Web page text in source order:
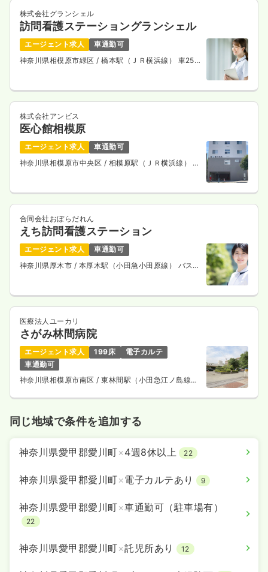
株式会社グランシェル
訪問看護ステーショングランシェル
エージェント求人
車通勤可
神奈川県相模原市緑区 / 橋本駅（ＪＲ横浜線） 車25
株式会社アンビス
医心館相模原
エージェント求人
車通勤可
神奈川県相模原市中央区 / 相模原駅（ＪＲ横浜線） 徒
合同会社おぼらだれん
えち訪問看護ステーション
エージェント求人
車通勤可
神奈川県厚木市 / 本厚木駅（小田急小田原線） バス
医療法人ユーカリ
さがみ林間病院
エージェント求人 199床
電子カルテ
車通勤可
神奈川県相模原市南区/ 東林間駅（小田急江ノ島線）
同じ地域で条件を追加する
神奈川県愛甲郡愛川町×4週8休以上 22
神奈川県愛甲郡愛川町×電子カルテあり 9
神奈川県愛甲郡愛川町×車通勤可（駐車場有）
22
神奈川県愛甲郡愛川町×託児所あり 12